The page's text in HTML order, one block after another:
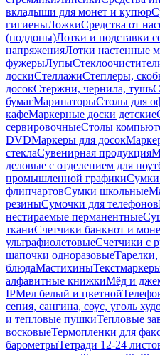
вкладыши для монет и купюр
гигиеныЛожкиСредства от
(поддоны)Лотки и подставки
напряженияЛотки настенные
фужерыЛупы
доскиСтеллажиСтеплеры,
досокСтержни, чернила, тушь
бумагМаринаторыСтолы для
кафеМаркерные доски детские
сервировочныеСтолы
DVDМаркеры для досок
стеклаСувенирная продукция
деловые с отделением для
промышленной графикиСумки
флипчартовСумки школьные
резиныСумочки для телефонов
нестираемые перманентные
тканиСчетчики банкнот и
ультрафиолетовыеСчетчики с
шапочки одноразовыеТарелки,
блюдаМастихины
алфавитные книжкиМёд и
IPМел белый и цветной
сепия, сангина, соус, уголь
и тепловые пушкиТепловые
восковыеТермопленки для
барометрыТетради 12-24